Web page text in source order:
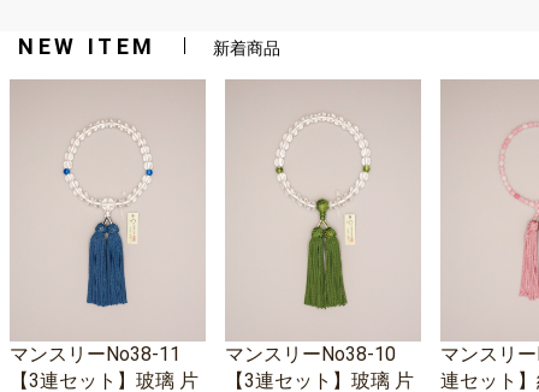
NEW ITEM 新着商品
マンスリーNo38-11
【3連セット】玻璃 片
マンスリーNo38-10
【3連セット】玻璃 片
マンスリ
連セット